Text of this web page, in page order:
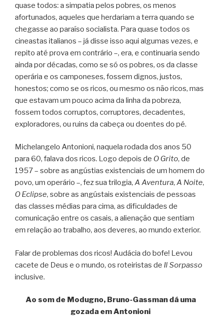
quase todos: a simpatia pelos pobres, os menos
afortunados, aqueles que herdariam a terra quando se
chegasse ao paraíso socialista. Para quase todos os
cineastas italianos – já disse isso aqui algumas vezes, e
repito até prova em contrário –, era, e continuaria sendo
ainda por décadas, como se só os pobres, os da classe
operária e os camponeses, fossem dignos, justos,
honestos; como se os ricos, ou mesmo os não ricos, mas
que estavam um pouco acima da linha da pobreza,
fossem todos corruptos, corruptores, decadentes,
exploradores, ou ruins da cabeça ou doentes do pé.
Michelangelo Antonioni, naquela rodada dos anos 50
para 60, falava dos ricos. Logo depois de O Grito, de
1957 – sobre as angústias existenciais de um homem do
povo, um operário –, fez sua trilogia, A Aventura, A Noite,
O Eclipse, sobre as angústais existenciais de pessoas
das classes médias para cima, as dificuldades de
comunicação entre os casais, a alienação que sentiam
em relação ao trabalho, aos deveres, ao mundo exterior.
Falar de problemas dos ricos! Audácia do bofe! Levou
cacete de Deus e o mundo, os roteiristas de Il Sorpasso
inclusive.
Ao som de Modugno, Bruno-Gassman dá uma
gozada em Antonioni